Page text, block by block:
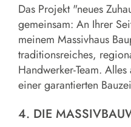
Das Projekt "neues
gemeinsam: An Ihrer
meinem Massivhaus
traditionsreiches,
Handwerker-Team.
einer garantierten
4. DIE